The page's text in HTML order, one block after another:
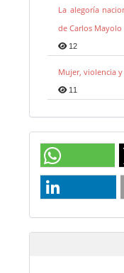
La alegoría
de Carlos Mayolo
12
Mujer, violencia
11